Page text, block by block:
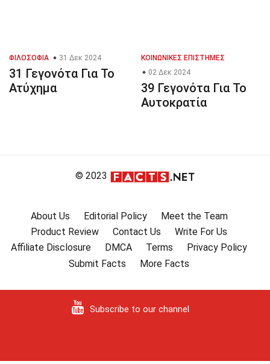
ΦΙΛΟΣΟΦΊΑ 31 Δεκ 2024
31 Γεγονότα Για Το
Ατύχημα
ΚΟΙΝΩΝΙΚΈΣ ΕΠΙΣΤΉΜΕΣ
02 Δεκ 2024
39 Γεγονότα Για Το
Αυτοκρατία
© 2023
About Us Editorial Policy
Meet the Team
Product Review
Contact Us
Write For Us
Affiliate Disclosure
DMCA Terms
Privacy Policy
Submit Facts
More Facts
Subscribe to our channel